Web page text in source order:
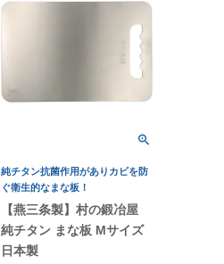
純チタン抗菌作用がありカビを防
ぐ衛生的なまな板！
【燕三条製】村の鍛冶屋
純チタン まな板 Mサイズ
日本製